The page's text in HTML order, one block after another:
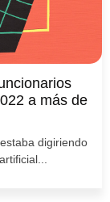
a más de
digiriendo